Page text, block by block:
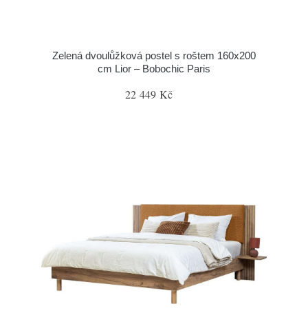
Zelená dvoulůžková postel s roštem 160x200
cm Lior – Bobochic Paris
22 449 Kč